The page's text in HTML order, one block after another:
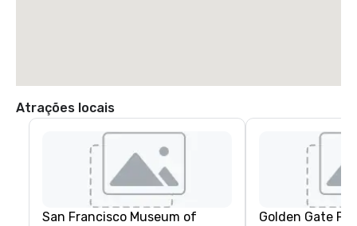
Atrações locais
San Francisco Museum of
Golden Gate